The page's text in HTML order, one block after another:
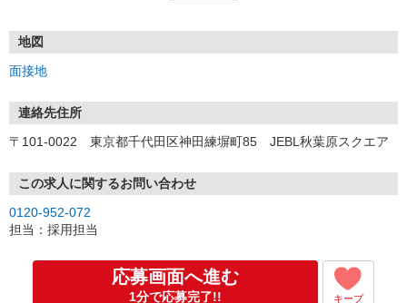
*来社面接またはオンライン面接が可能です。
（応募情報不足の場合は、履歴書・職務経歴書を頂くケースがあ
▼内定（面接後、最短翌営業日）
*当社より内定通知をお送りします。
*内定にご承諾いただけましたら、採用決定となります。
*当社の正社員としてご入社いただきます。
*辞令の授与、オリエンテーションをお受けいただきます。
▼配属先の決定（★）
*当社が配属先を決定します。
▼就業開始
*配属先にて、当社の派遣スタッフとしてご就業いただきます。
地図
面接地
連絡先住所
〒101-0022 東京都千代田区神田練塀町85 JEBL秋葉原スクエア
この求人に関するお問い合わせ
0120-952-072
担当：採用担当
応募画面へ進む
1分で応募完了!! キープ